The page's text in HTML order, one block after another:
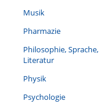
Musik
Pharmazie
Philosophie, Sprache,
Literatur
Physik
Psychologie